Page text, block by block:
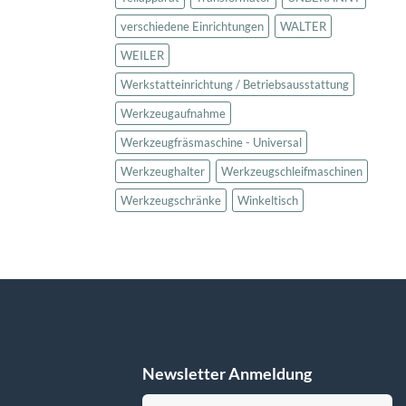
verschiedene Einrichtungen
WALTER
WEILER
Werkstatteinrichtung / Betriebsausstattung
Werkzeugaufnahme
Werkzeugfräsmaschine - Universal
Werkzeughalter
Werkzeugschleifmaschinen
Werkzeugschränke
Winkeltisch
Newsletter Anmeldung